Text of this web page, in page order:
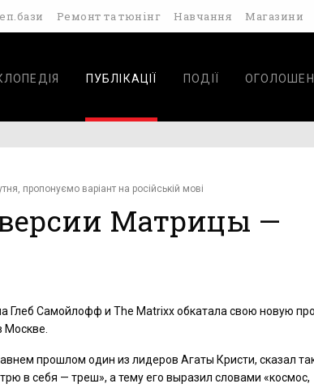
Ремонт та тюнінг Навчання Магазини
ПУБЛІКАЦІЇ ПОДІЇ
пропонуємо варіант на російській мові
Матрицы —
Глеб Самойлофф и The Matrixx обкатала свою новую
Москве.
прошлом один из лидеров Агаты Кристи, сказал
в себя — треш», а тему его выразил словами «космос,